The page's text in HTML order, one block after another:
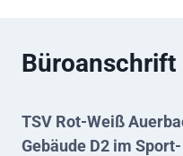
Büroanschrift
TSV Rot-Weiß
Gebäude D2 im